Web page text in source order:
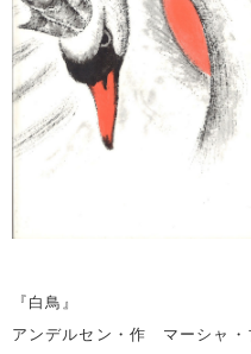
『白鳥』
アンデルセン・作 マーシャ